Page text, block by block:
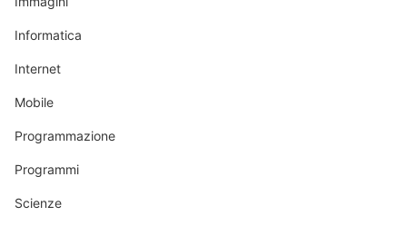
Informatica
Internet
Mobile
Programmazione
Programmi
Scienze